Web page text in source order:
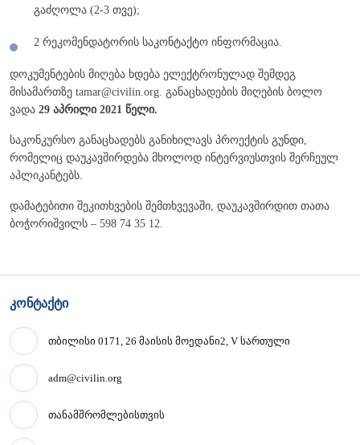
გაძღოლა (2-3 თვე);
2 რეკომენდატორის საკონტაქტო ინფორმაცია.
დოკუმენტების მიღება ხდება ელექტრონულად შემდეგ
მისამართზე tamar@civilin.org. განაცხადების მიღების ბოლო
ვადა 29 აპრილი 2021 წელი.
საკონკურსო განაცხადებს განიხილავს პროექტის გუნდი,
რომელიც დაუკავშირდება მხოლოდ ინტერვიუსთვის შერჩეულ
აპლიკანტებს.
დამატებითი შეკითხვების შემთხვევაში, დაუკავშირდით თათა
ბოჭორიშვილს – 598 74 35 12.
კონტაქტი
თბილისი 0171, 26 მაისის მოედანი2, V სართული
adm@civilin.org
თანამშრომლებისთვის